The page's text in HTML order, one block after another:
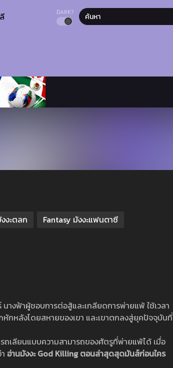
DARK?
งะตลก
Fantasy มังงะแฟนตาซี
นางฟ้าผู้ชอบการต่อสู้และเกลียดการพ่ายแพ้ ใช้เวลา
หักหลังโดยสหายของเขา และเขาตกลงสู่ยุคปัจจุบันที่
เลียนแบบความสามารถของศัตรูที่พ่ายแพ้ได้ เมื่อ
อ่านมังงะ God Killing ตอนล่าสุดสุดมันส์ก่อนใคร